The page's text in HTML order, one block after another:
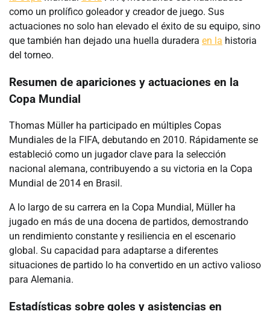
como un prolífico goleador y creador de juego. Sus
actuaciones no solo han elevado el éxito de su equipo, sino
que también han dejado una huella duradera en la historia
del torneo.
Resumen de apariciones y actuaciones en la
Copa Mundial
Thomas Müller ha participado en múltiples Copas
Mundiales de la FIFA, debutando en 2010. Rápidamente se
estableció como un jugador clave para la selección
nacional alemana, contribuyendo a su victoria en la Copa
Mundial de 2014 en Brasil.
A lo largo de su carrera en la Copa Mundial, Müller ha
jugado en más de una docena de partidos, demostrando
un rendimiento constante y resiliencia en el escenario
global. Su capacidad para adaptarse a diferentes
situaciones de partido lo ha convertido en un activo valioso
para Alemania.
Estadísticas sobre goles y asistencias en